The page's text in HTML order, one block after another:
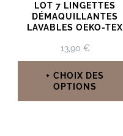
LOT 7 LINGETTES
DÉMAQUILLANTES
LAVABLES OEKO-TEX
13,90 €
CHOIX DES
OPTIONS